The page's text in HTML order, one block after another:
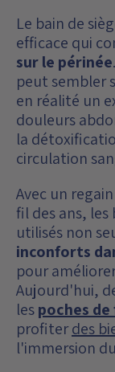
Le bain de
efficace qui
sur le périnée
peut sembler
en réalité un
douleurs
la
circulation
Avec un
fil des ans,
utilisés non
inconforts
pour
Aujourd'hui,
lespoches
profiterdes
l'immersion